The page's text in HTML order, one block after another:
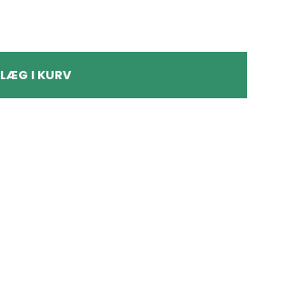
LÆG I KURV